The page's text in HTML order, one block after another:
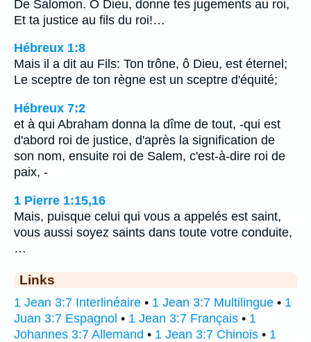
De Salomon. O Dieu, donne tes jugements au roi,
Et ta justice au fils du roi!…
Hébreux 1:8
Mais il a dit au Fils: Ton trône, ô Dieu, est éternel;
Le sceptre de ton règne est un sceptre d'équité;
Hébreux 7:2
et à qui Abraham donna la dîme de tout, -qui est
d'abord roi de justice, d'après la signification de
son nom, ensuite roi de Salem, c'est-à-dire roi de
paix, -
1 Pierre 1:15,16
Mais, puisque celui qui vous a appelés est saint,
vous aussi soyez saints dans toute votre conduite,
…
Links
1 Jean 3:7 Interlinéaire • 1 Jean 3:7 Multilingue • 1
Juan 3:7 Espagnol • 1 Jean 3:7 Français • 1
Johannes 3:7 Allemand • 1 Jean 3:7 Chinois • 1